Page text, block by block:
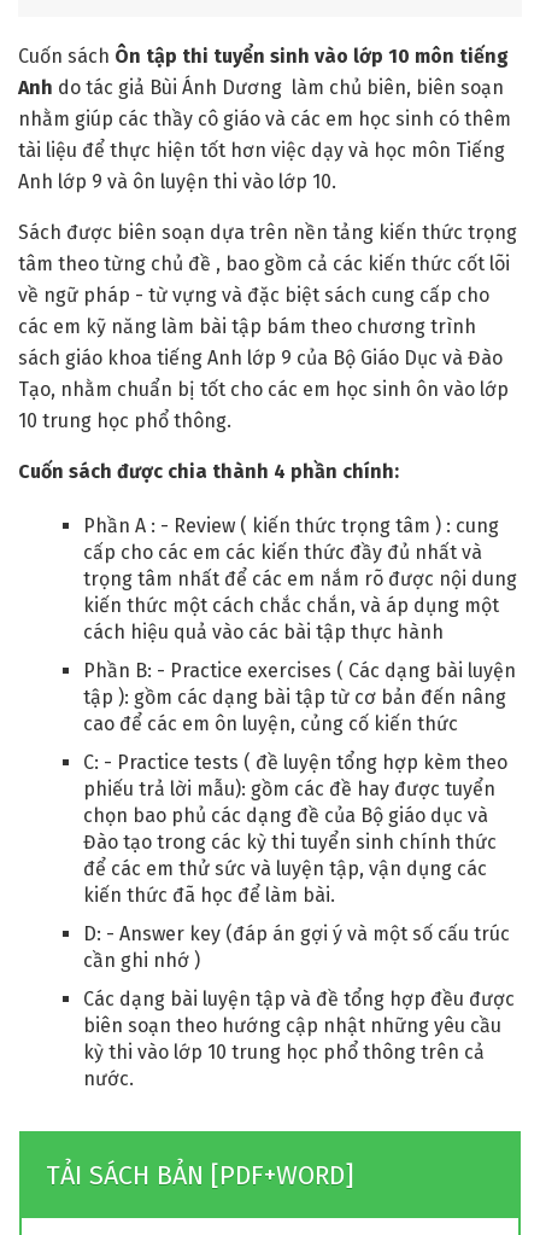
Cuốn sách Ôn tập thi tuyển sinh vào lớp 10 môn tiếng
Anh do tác giả Bùi Ánh Dương làm chủ biên, biên soạn
nhằm giúp các thầy cô giáo và các em học sinh có thêm
tài liệu để thực hiện tốt hơn việc dạy và học môn Tiếng
Anh lớp 9 và ôn luyện thi vào lớp 10.
Sách được biên soạn dựa trên nền tảng kiến thức trọng
tâm theo từng chủ đề , bao gồm cả các kiến thức cốt lõi
về ngữ pháp - từ vựng và đặc biệt sách cung cấp cho
các em kỹ năng làm bài tập bám theo chương trình
sách giáo khoa tiếng Anh lớp 9 của Bộ Giáo Dục và Đào
Tạo, nhằm chuẩn bị tốt cho các em học sinh ôn vào lớp
10 trung học phổ thông.
Cuốn sách được chia thành 4 phần chính:
Phần A : - Review ( kiến thức trọng tâm ) : cung
cấp cho các em các kiến thức đầy đủ nhất và
trọng tâm nhất để các em nắm rõ được nội dung
kiến thức một cách chắc chắn, và áp dụng một
cách hiệu quả vào các bài tập thực hành
Phần B: - Practice exercises ( Các dạng bài luyện
tập ): gồm các dạng bài tập từ cơ bản đến nâng
cao để các em ôn luyện, củng cố kiến thức
C: - Practice tests ( đề luyện tổng hợp kèm theo
phiếu trả lời mẫu): gồm các đề hay được tuyển
chọn bao phủ các dạng đề của Bộ giáo dục và
Đào tạo trong các kỳ thi tuyển sinh chính thức
để các em thử sức và luyện tập, vận dụng các
kiến thức đã học để làm bài.
D: - Answer key (đáp án gợi ý và một số cấu trúc
cần ghi nhớ )
Các dạng bài luyện tập và đề tổng hợp đều được
biên soạn theo hướng cập nhật những yêu cầu
kỳ thi vào lớp 10 trung học phổ thông trên cả
nước.
TẢI SÁCH BẢN [PDF+WORD]